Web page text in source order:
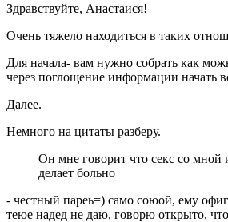
Здравствуйте, Анастаися!
Очень тяжело находиться в таких
Для начала- вам нужно собрать как
через поглощение информации начать
Далее.
Немного на цитаты разберу.
Он мне говорит что секс со мной
делает больно
- честный пареь=) само союой, ему
теюе надед не даю, говорю открыто,